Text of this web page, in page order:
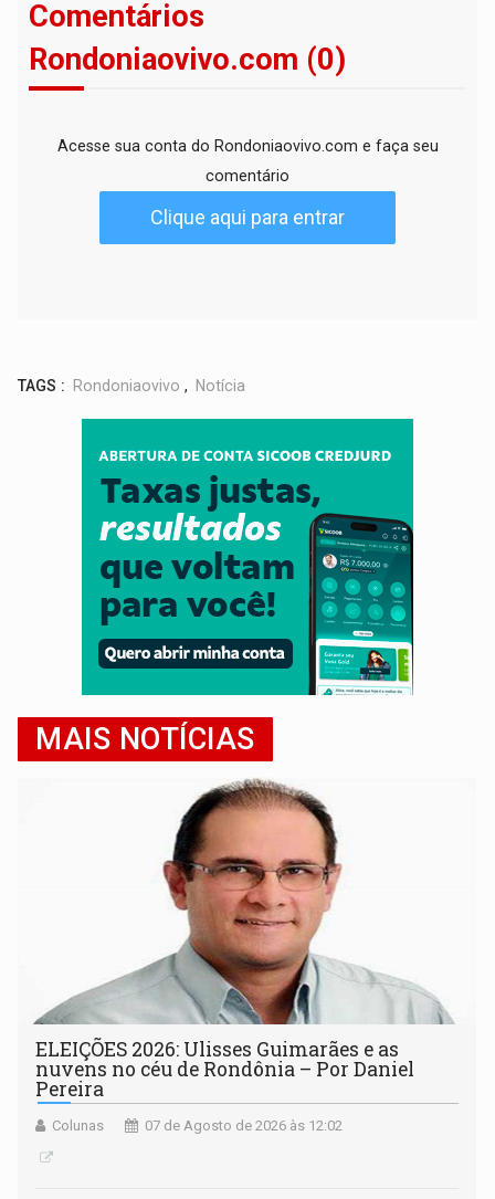
Comentários
Rondoniaovivo.com (0)
Acesse sua conta do Rondoniaovivo.com e faça seu
comentário
Clique aqui para entrar
TAGS : Rondoniaovivo , Notícia
MAIS NOTÍCIAS
ELEIÇÕES 2026: Ulisses Guimarães e as
nuvens no céu de Rondônia – Por Daniel
Pereira
Colunas 07 de Agosto de 2026 às 12:02